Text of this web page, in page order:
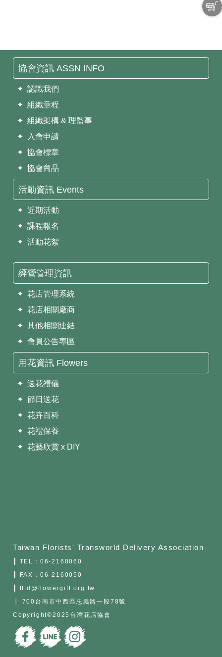
協會資訊 ASSN INFO
✦ 認識我們
✦ 組織章程
✦ 組織架構 & 理監事
✦ 入會申請
✦ 協會標章
✦ 協會商品
活動資訊 Events
✦ 近期活動
✦ 課程報名
✦ 活動花絮
經營管理資訊
✦ 花店管理系統
✦ 花店相關廠商
✦ 其他相關連結
✦ 會員公告專區
用花資訊 Flowers
✦ 送花禮儀
✦ 節日送花
✦ 花卉百科
✦ 花禮保養
✦ 花藝欣賞 x DIY
Taiwan Florists' Transworld Delivery Association
┃ TEL： 06-2160060
┃ FAX：06-2160050
┃ tftd@flowergift.org.tw
┃ 700台南市中西區忠義路一段78號
Copyright©2025台灣花店協會